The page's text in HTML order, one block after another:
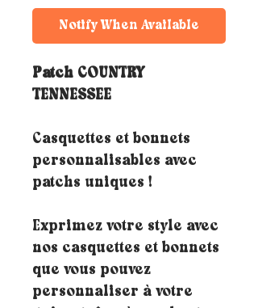
Notify When Available
Patch COUNTRY
TENNESSEE
Casquettes et bonnets
personnalisables avec
patchs uniques !
Exprimez votre style avec
nos casquettes et bonnets
que vous pouvez
personnaliser à votre